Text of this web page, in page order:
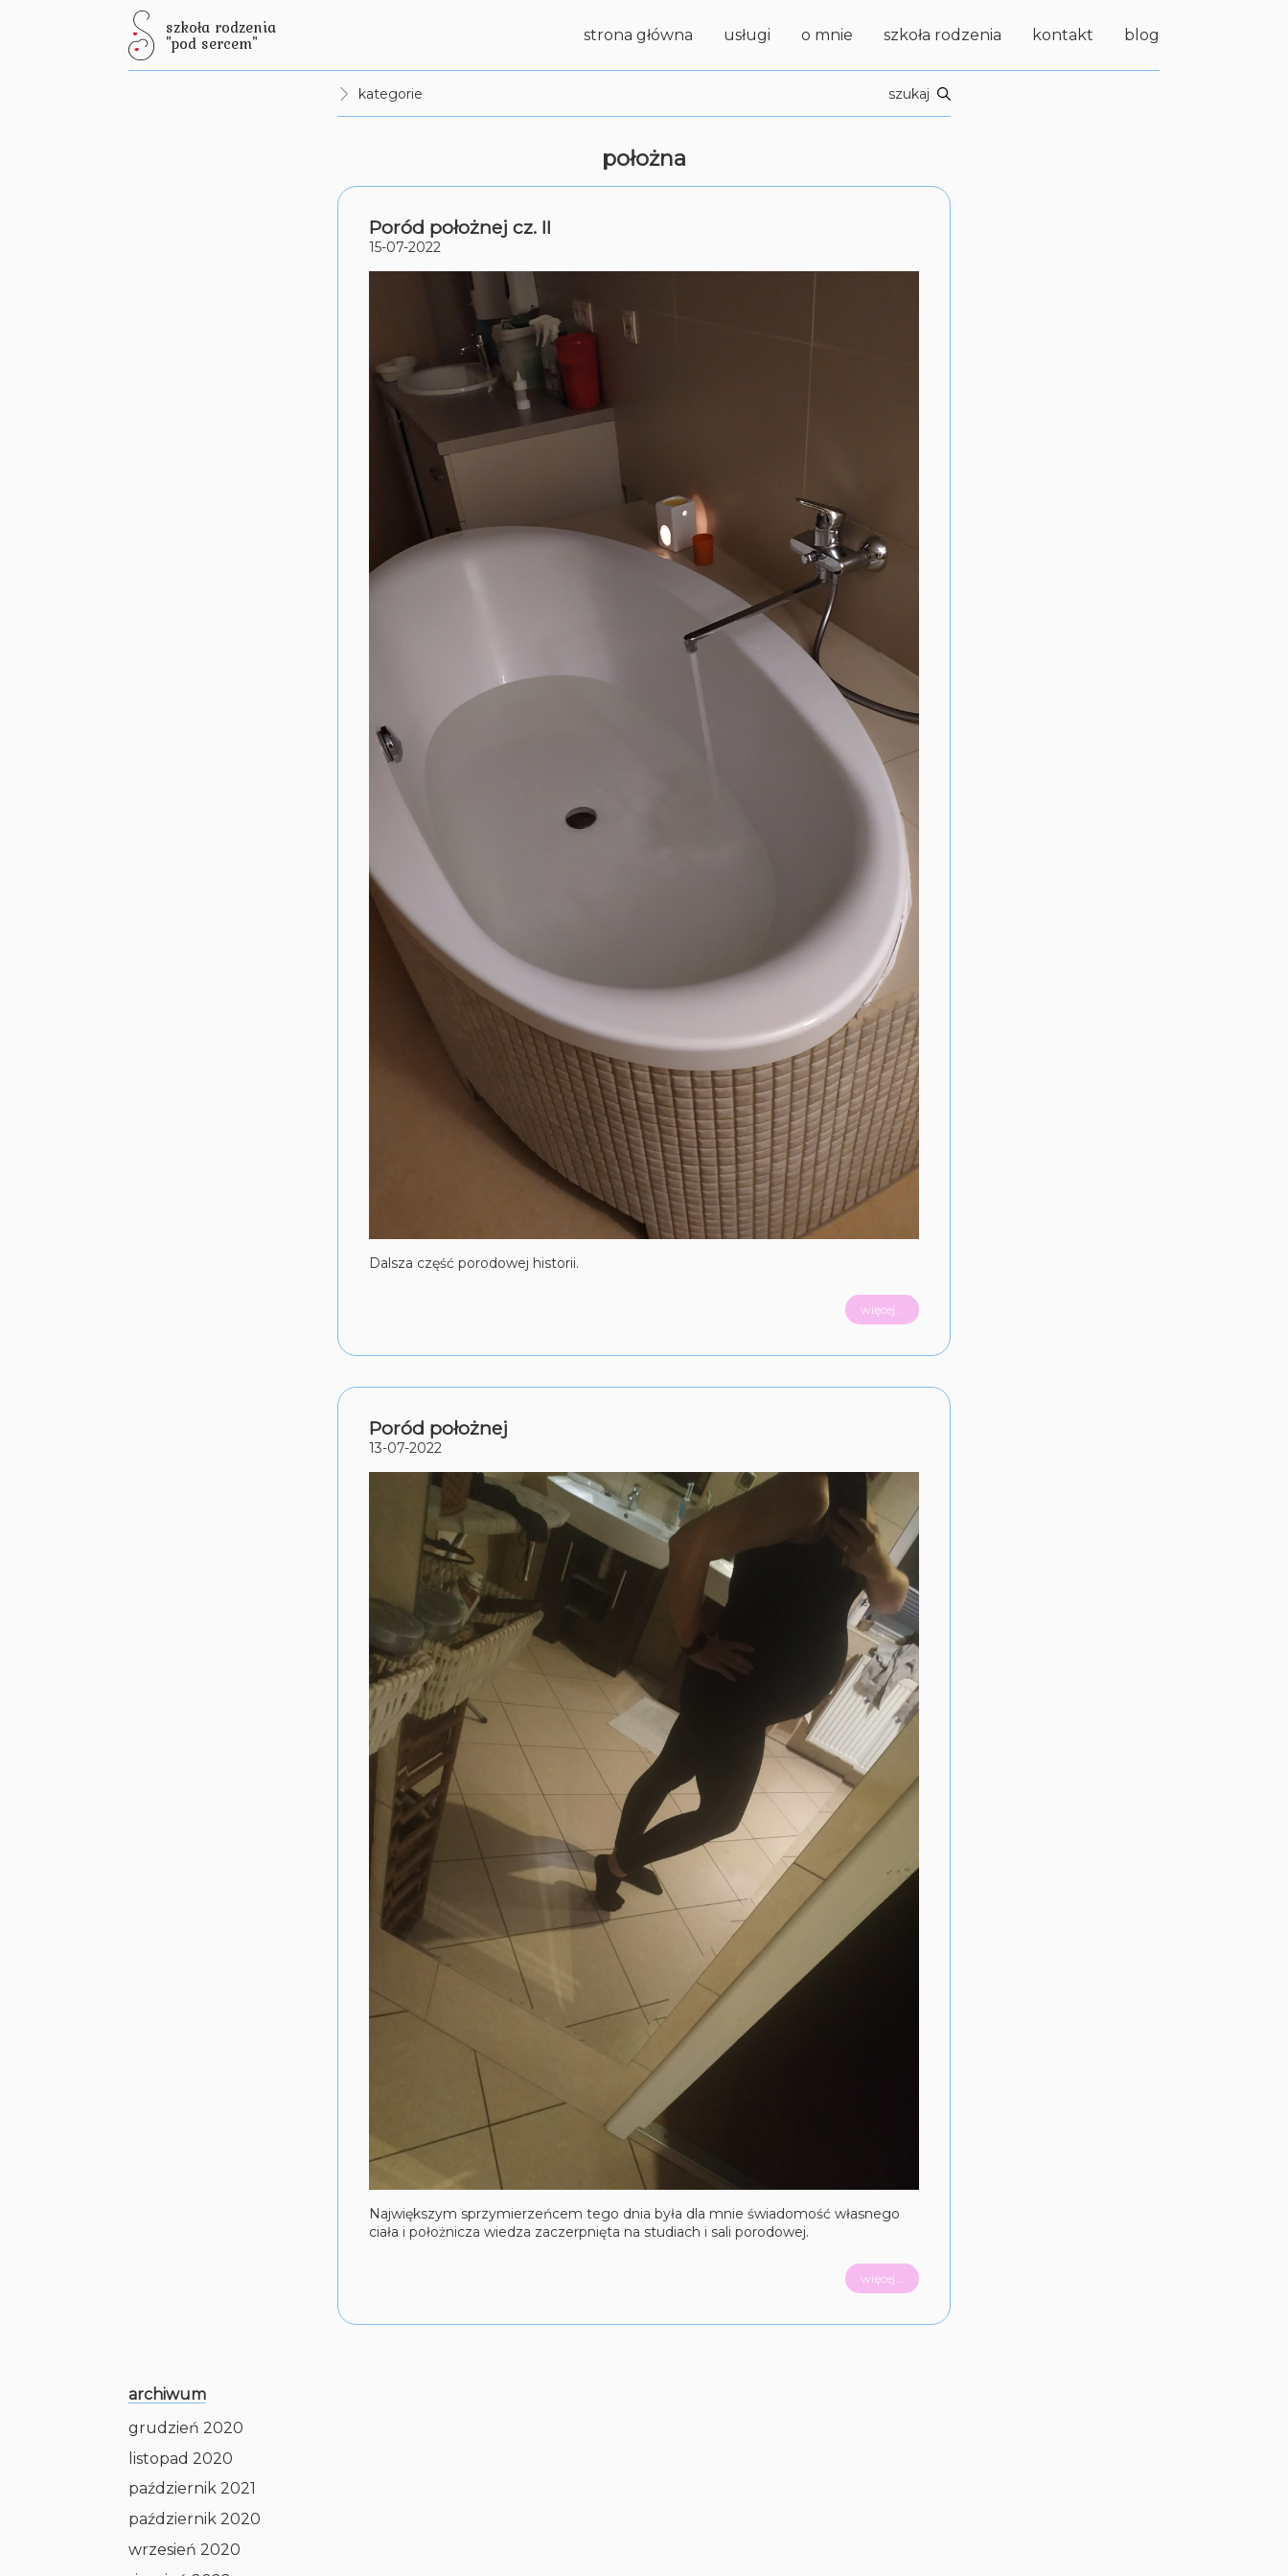
szkoła rodzenia
"pod sercem" strona główna usługi o mnie szkoła rodzenia kontakt blog
kategorie szukaj
położna
Poród położnej cz. II
15-07-2022
Dalsza część porodowej historii.
więcej...
Poród położnej
13-07-2022
Największym sprzymierzeńcem tego dnia była dla mnie świadomość własnego
ciała i położnicza wiedza zaczerpnięta na studiach i sali porodowej.
więcej...
archiwum
grudzień 2020
listopad 2020
październik 2021
październik 2020
wrzesień 2020